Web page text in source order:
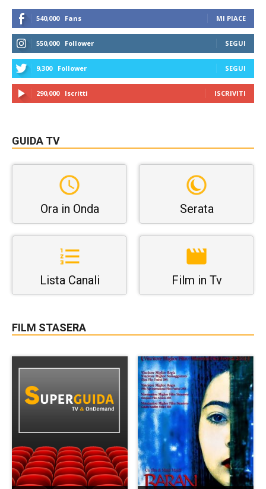
540,000 Fans MI PIACE
550,000 Follower SEGUI
9,300 Follower SEGUI
290,000 Iscritti ISCRIVITI
GUIDA TV
Ora in Onda Serata
Lista Canali Film in Tv
FILM STASERA